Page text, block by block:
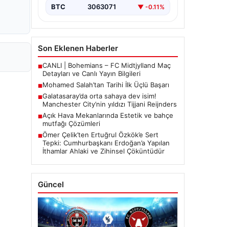
BTC 3063071 ▼ -0.11%
Son Eklenen Haberler
■CANLI | Bohemians – FC Midtjylland Maç
Detayları ve Canlı Yayın Bilgileri
■Mohamed Salah’tan Tarihi İlk Üçlü Başarı
■Galatasaray’da orta sahaya dev isim!
Manchester City’nin yıldızı Tijjani Reijnders
■Açık Hava Mekanlarında Estetik ve bahçe
mutfağı Çözümleri
■Ömer Çelik’ten Ertuğrul Özkök’e Sert
Tepki: Cumhurbaşkanı Erdoğan’a Yapılan
İthamlar Ahlaki ve Zihinsel Çöküntüdür
Güncel